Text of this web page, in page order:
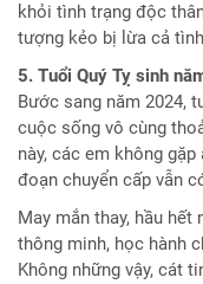
khỏi tình trạng độc
tượng kẻo bị lừa cả
5. Tuổi Quý Tỵ sinh
Bước sang năm 2024,
cuộc sống vô cùng
này, các em không
đoạn chuyển cấp vẫn
May mắn thay, hầu hết
thông minh, học hành
Không những vậy, cát